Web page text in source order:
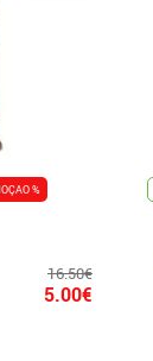
%
16.50€
5.00€